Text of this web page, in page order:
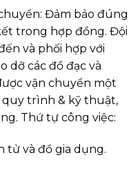
Đảm bảo đúng
trong hợp đồng. Đội
và phối hợp với
dỡ các đồ đạc và
vận chuyển một
quy trình & kỹ thuật,
Thứ tự công việc:
tử và đồ gia dụng.